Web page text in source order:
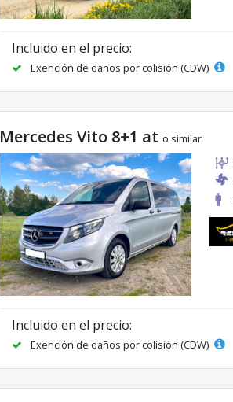
Incluido en el precio:
Exención de daños por colisión (CDW)
Mercedes Vito 8+1 at o similar
Incluido en el precio:
Exención de daños por colisión (CDW)